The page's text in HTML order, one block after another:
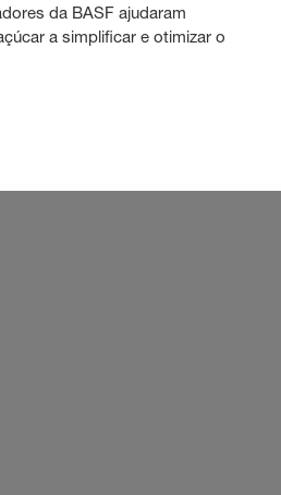
da BASF ajudaram
a simplificar e otimizar o